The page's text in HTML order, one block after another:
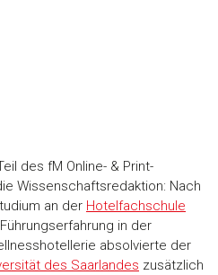
Cookies
Inhalte und Anzeigen zu
für soziale Medien anbieten zu
Website zu analysieren.
Ihrer Verwendung unserer
Werbung und Analysen
Informationen möglicherweise
die Sie ihnen bereitgestellt
der Dienste gesammelt
des fM Online- & Print-
Wissenschaftsredaktion: Nach
an der Hotelfachschule
in der
absolvierte der
des Saarlandes zusätzlich